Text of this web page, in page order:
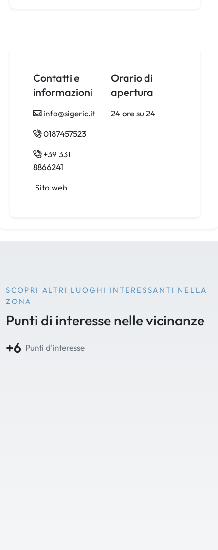
Contatti e
informazioni
info@sigeric.it
0187457523
+39 331
8866241
Sito web
Orario di
apertura
24 ore su 24
SCOPRI ALTRI LUOGHI INTERESSANTI NELLA
ZONA
Punti di interesse nelle vicinanze
+6 Punti d'interesse